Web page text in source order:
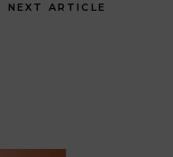
NEXT ARTICLE